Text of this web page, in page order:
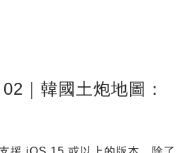
｜韓國土炮地圖：